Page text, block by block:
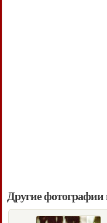
Другие фотографии